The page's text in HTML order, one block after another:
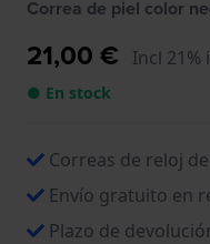
Correa de piel color
21,00 € Incl 21%
● En stock
Correas de reloj
Envío gratuito en
Plazo de